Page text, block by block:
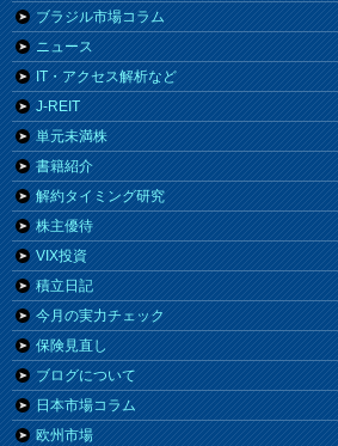
ブラジル市場コラム
ニュース
IT・アクセス解析など
J-REIT
単元未満株
書籍紹介
解約タイミング研究
株主優待
VIX投資
積立日記
今月の実力チェック
保険見直し
ブログについて
日本市場コラム
欧州市場